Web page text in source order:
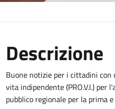
Descrizione
Buone notizie per i cittadini
vita indipendente (PRO.V.I.)
pubblico regionale per la prima